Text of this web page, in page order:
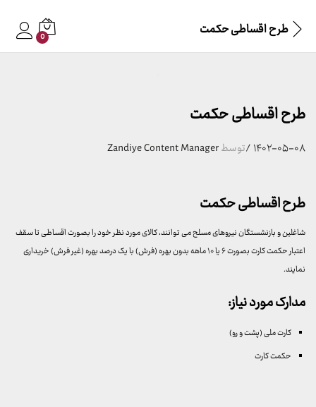
طرح اقساطی حکمت 0
طرح اقساطی حکمت
۱۴۰۲-۰۵-۰۸/توسطZandiye Content Manager
طرح اقساطی حکمت
شاغلین و بازنشستگان نیروهای مسلح می توانند، کالای مورد نظر خود را بصورت اقساطی تا سقف
اعتبار حکمت کارت بصورت ۶ یا ۱۰ ماهه بدون بهره (فرش) با یک درصد بهره (غیر فرش) خریداری
نمایند.
مدارک مورد نیاز:
کارت ملی (پشت و رو)
حکمت کارت